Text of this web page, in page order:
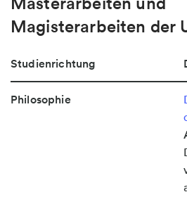
Magisterarbeiten der
Studienrichtung
Philosophie